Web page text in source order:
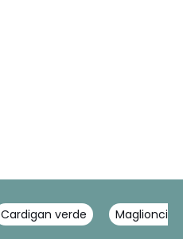
Cardigan verde Maglioncini